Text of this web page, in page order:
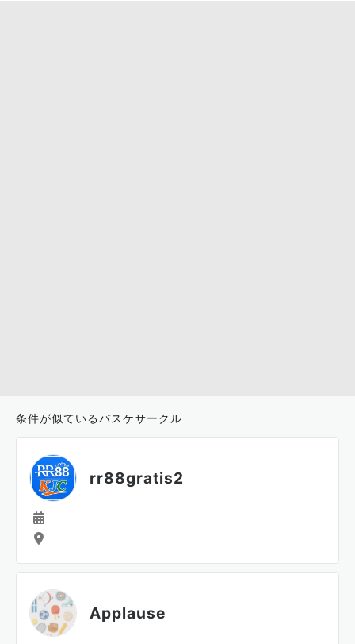
条件が似ているバスケサークル
rr88gratis2
Applause